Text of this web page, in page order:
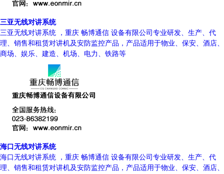
三亚无线对讲系统
三亚无线对讲系统 ，重庆 畅博通信 设备有限公司专业研发、生产、代
理、销售和租赁对讲机及安防监控产品，产品适用于物业、保安、酒店、
商场、娱乐、建造、机场、电力、铁路等
海口无线对讲系统
海口无线对讲系统 ，重庆 畅博通信 设备有限公司专业研发、生产、代
理、销售和租赁对讲机及安防监控产品，产品适用于物业、保安、酒店、